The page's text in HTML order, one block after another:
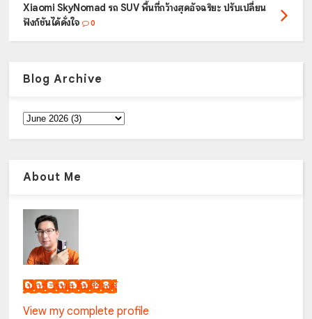
Xiaomi SkyNomad รถ SUV พื้นที่กว้างสุดอัจฉริยะ ปรับเปลี่ยน
ฟังก์ชันได้ดั่งใจ
0
Blog Archive
About Me
เน็กซ์ วรพล ลิ่มศิริวงศ์
View my complete profile